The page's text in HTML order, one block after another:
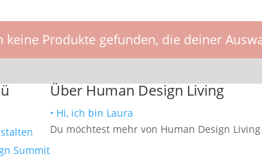
keine Produkte gefunden, die deiner
Summit
Über Human Design Living
• Hi, ich bin Laura
Du möchtest mehr von Human Design